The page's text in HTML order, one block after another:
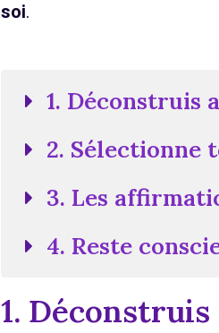
soi.
1. Déconstruis
2. Sélectionne
3. Les
4. Reste
1.